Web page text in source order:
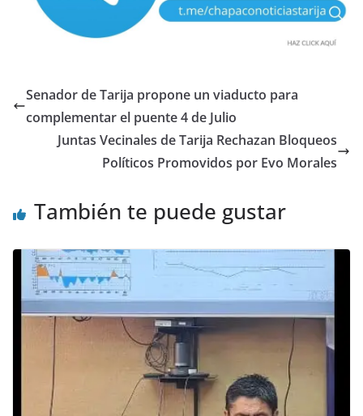
Senador de Tarija propone un viaducto para
complementar el puente 4 de Julio
Juntas Vecinales de Tarija Rechazan Bloqueos
Políticos Promovidos por Evo Morales
También te puede gustar